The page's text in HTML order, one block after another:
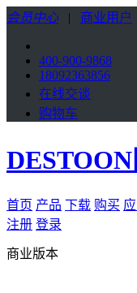
会员中心 | 商业用户
400-900-9868
18092363856
在线交谈
购物车
首页 产品 下载 购买
注册 登录
商业版本